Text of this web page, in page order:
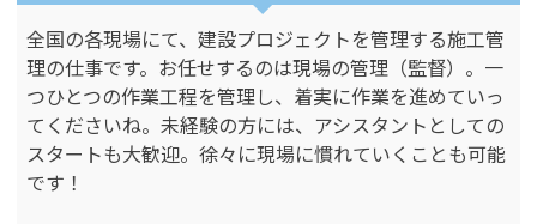
全国の各現場にて、建設プロジェクトを管理する施工管
理の仕事です。お任せするのは現場の管理（監督）。一
つひとつの作業工程を管理し、着実に作業を進めていっ
てくださいね。未経験の方には、アシスタントとしての
スタートも大歓迎。徐々に現場に慣れていくことも可能
です！